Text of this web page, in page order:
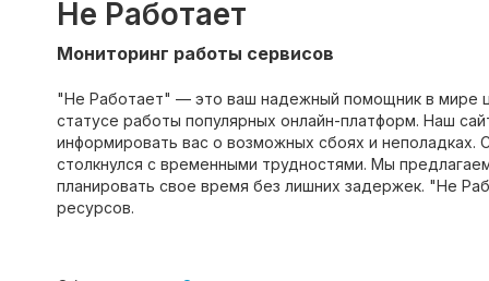
Не Работает
Мониторинг работы сервисов
"Не Работает" — это ваш надежный помощник в мире
статусе работы популярных онлайн-платформ. Наш
информировать вас о возможных сбоях и
столкнулся с временными трудностями. Мы
планировать свое время без лишних задержек. "Не
ресурсов.